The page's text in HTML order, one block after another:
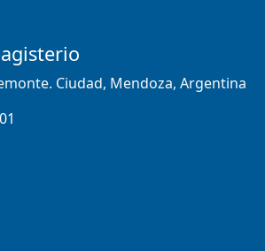
Ciudad, Mendoza, Argentina